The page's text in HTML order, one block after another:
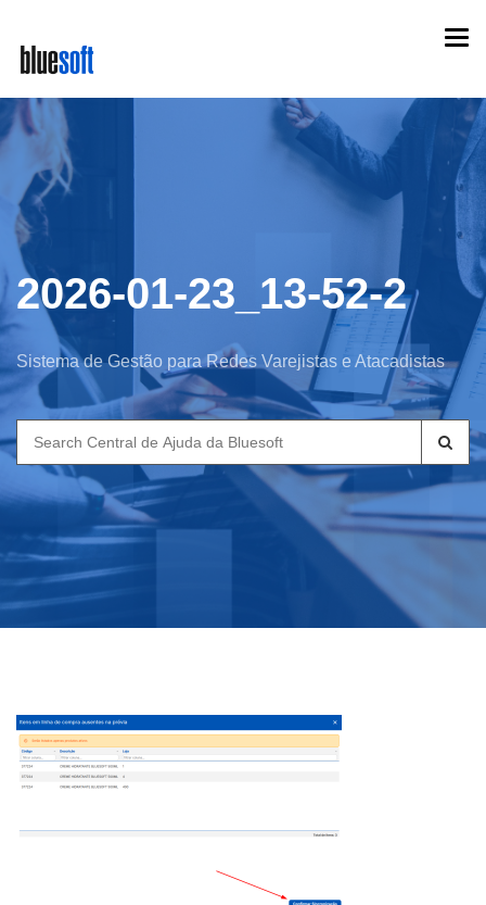
main
content
2026-01-23_13-52-2
Sistema de Gestão para Redes Varejistas e Atacadistas
Search
for: